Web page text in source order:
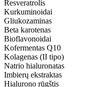
Resveratrolis
Kurkuminoidai
Gliukozaminas
Beta karotenas
Bioflavonoidai
Kofermentas Q10
Kolagenas (II tipo)
Natrio hialuronatas
Imbierų ekstraktas
Hialurono rūgštis